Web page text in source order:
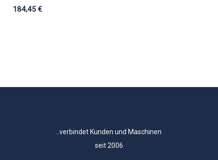
184,45€
..verbindet Kunden und Maschinen
seit 2006